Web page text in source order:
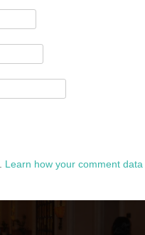
Learn how your comment data